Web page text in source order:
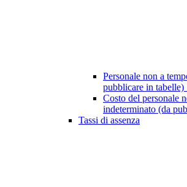
Personale non a
pubblicare in tabelle)
Costo del personale
indeterminato (da
Tassi di assenza